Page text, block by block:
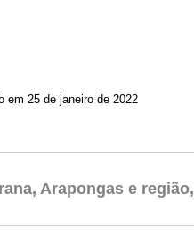
em 25 de janeiro de 2022
Arapongas e região,